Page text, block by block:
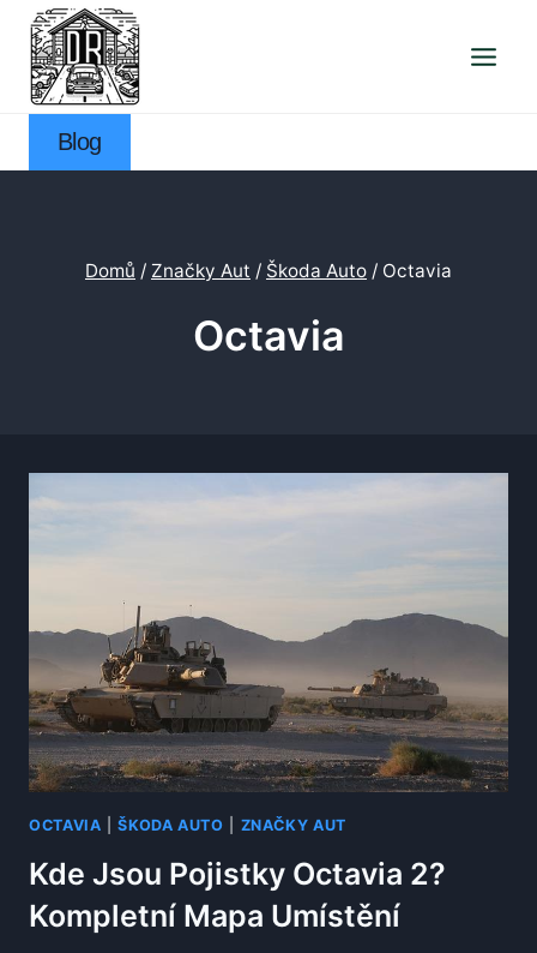
Přeskočit
obsah
Blog
Domů / Značky Aut / Škoda Auto / Octavia
Octavia
OCTAVIA |ŠKODA AUTO ZNAČKY AUT
Kde Jsou Pojistky Octavia 2?
Kompletní Mapa Umístění